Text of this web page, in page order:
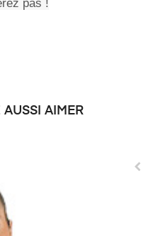
pas !
AIMER